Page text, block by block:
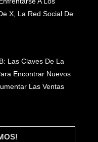
X, La Red Social De
Las Claves De La
Encontrar Nuevos
Las Ventas